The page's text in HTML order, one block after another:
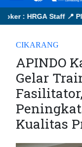
: HRGA Staff📍
CIKARANG
APINDO
Gelar
Kualitas